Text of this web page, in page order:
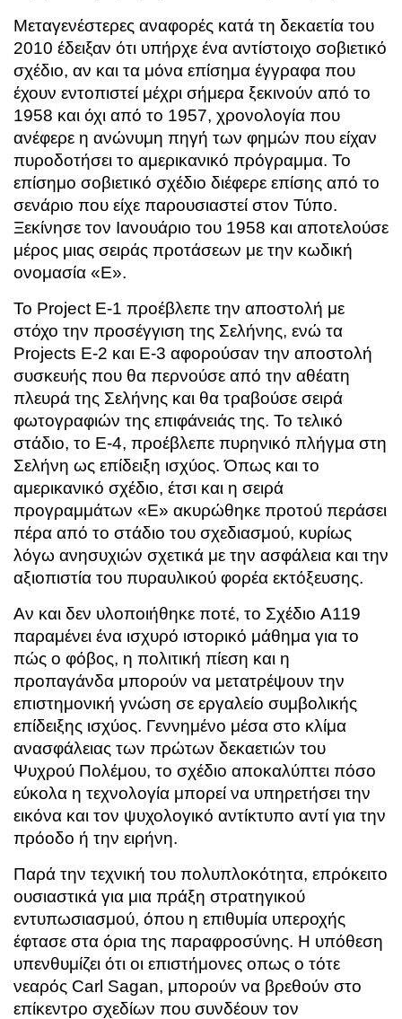
Μεταγενέστερες αναφορές κατά τη δεκαετία του
2010 έδειξαν ότι υπήρχε ένα αντίστοιχο σοβιετικό
σχέδιο, αν και τα μόνα επίσημα έγγραφα που
έχουν εντοπιστεί μέχρι σήμερα ξεκινούν από το
1958 και όχι από το 1957, χρονολογία που
ανέφερε η ανώνυμη πηγή των φημών που είχαν
πυροδοτήσει το αμερικανικό πρόγραμμα. Το
επίσημο σοβιετικό σχέδιο διέφερε επίσης από το
σενάριο που είχε παρουσιαστεί στον Τύπο.
Ξεκίνησε τον Ιανουάριο του 1958 και αποτελούσε
μέρος μιας σειράς προτάσεων με την κωδική
ονομασία «E».
Το Project E-1 προέβλεπε την αποστολή με
στόχο την προσέγγιση της Σελήνης, ενώ τα
Projects E-2 και E-3 αφορούσαν την αποστολή
συσκευής που θα περνούσε από την αθέατη
πλευρά της Σελήνης και θα τραβούσε σειρά
φωτογραφιών της επιφάνειάς της. Το τελικό
στάδιο, το E-4, προέβλεπε πυρηνικό πλήγμα στη
Σελήνη ως επίδειξη ισχύος. Όπως και το
αμερικανικό σχέδιο, έτσι και η σειρά
προγραμμάτων «E» ακυρώθηκε προτού περάσει
πέρα από το στάδιο του σχεδιασμού, κυρίως
λόγω ανησυχιών σχετικά με την ασφάλεια και την
αξιοπιστία του πυραυλικού φορέα εκτόξευσης.
Αν και δεν υλοποιήθηκε ποτέ, το Σχέδιο A119
παραμένει ένα ισχυρό ιστορικό μάθημα για το
πώς ο φόβος, η πολιτική πίεση και η
προπαγάνδα μπορούν να μετατρέψουν την
επιστημονική γνώση σε εργαλείο συμβολικής
επίδειξης ισχύος. Γεννημένο μέσα στο κλίμα
ανασφάλειας των πρώτων δεκαετιών του
Ψυχρού Πολέμου, το σχέδιο αποκαλύπτει πόσο
εύκολα η τεχνολογία μπορεί να υπηρετήσει την
εικόνα και τον ψυχολογικό αντίκτυπο αντί για την
πρόοδο ή την ειρήνη.
Παρά την τεχνική του πολυπλοκότητα, επρόκειτο
ουσιαστικά για μια πράξη στρατηγικού
εντυπωσιασμού, όπου η επιθυμία υπεροχής
έφτασε στα όρια της παραφροσύνης. Η υπόθεση
υπενθυμίζει ότι οι επιστήμονες οπως ο τότε
νεαρός Carl Sagan, μπορούν να βρεθούν στο
επίκεντρο σχεδίων που συνδέουν τον